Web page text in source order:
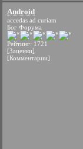
Android
accedas ad curiam
Бог Форума
Рейтинг: 1721
[Заценки]
[Комментарии]